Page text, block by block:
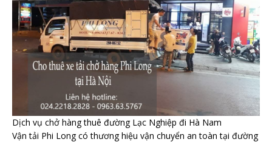
Dịch vụ chở hàng thuê đường Lạc Nghiệp đi Hà Nam
Vận tải Phi Long có thương hiệu vận chuyển an toàn tại đường